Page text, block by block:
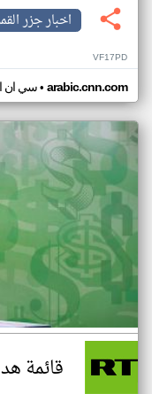
اخبار جزر
VF17PD
سي ان• arabic.cnn.com
قائمة